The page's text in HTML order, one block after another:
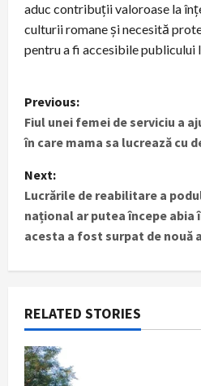
aduc contribuții valoroase la
culturii romane și necesită
pentru a fi accesibile publicului
P
o
s
t
n
a
v
i
g
Previous:
Fiul unei femei de serviciu a
în care mama sa lucrează cu
Next:
Lucrările de reabilitare a
național ar putea începe abia
acesta a fost surpat de nouă
RELATED STORIES